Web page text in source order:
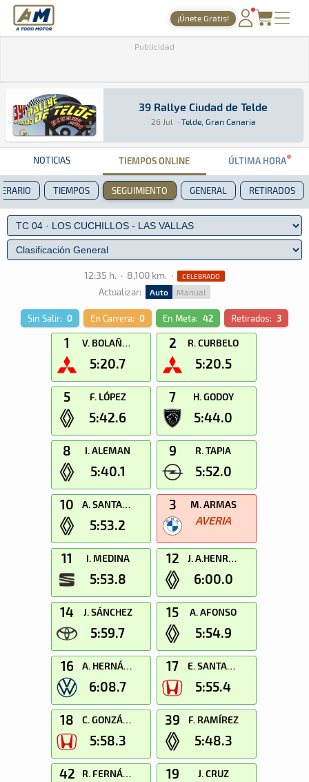
A Todo Motor · Revista del motor desde 1999
¡Únete Gratis!
NOTICIAS
AGENDA
GALERÍAS
TIENDA
ARCHIVO
Publicidad
39 Rallye Ciudad de Telde
39 Rallye Ciudad de Telde
26 Jul · Telde, Gran Canaria
Rally · 39 Rallye Ciudad de Telde: Aquí
Telde, Gran Canaria Telde, Gran Canaria
NOTICIAS TIEMPOS ONLINE ÚLTIMA HORA
TIEMPOS SEGUIMIENTO GENERAL RETIRADOS
12:35 h. · 8,100 km. · CELEBRADO
Actualizar: Auto Manual
Sin Salir: 0 En Carrera: 0 En Meta: 42 Retirados: 3
1 V. BOLAÑOS
5:20.7
2 R. CURBELO
5:20.5
5 F. LÓPEZ
5:42.6
7 H. GODOY
5:44.0
8 I. ALEMAN
5:40.1
9 R. TAPIA
5:52.0
10 A. SANTANA
5:53.2
3 M. ARMAS
AVERIA
11 I. MEDINA
5:53.8
12 J. A.HENRIQUEZ
6:00.0
14 J. SÁNCHEZ
5:59.7
15 A. AFONSO
5:54.9
16 A. HERNÁNDEZ
6:08.7
17 E. SANTANA
5:55.4
18 C. GONZÁLEZ
5:58.3
39 F. RAMÍREZ
5:48.3
42 R. FERNÁNDEZ 19 J. CRUZ